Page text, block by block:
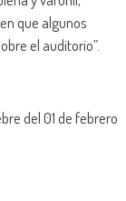
que algunos
el auditorio”.
del 01 de febrero